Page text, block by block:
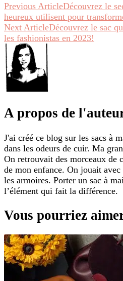
Previous ArticleDécouvrez le
heureux utilisent pour
Next ArticleDécouvrez le sac
les fashionistas en 2023!
A propos de
J'ai créé ce blog sur les sacs à
dans les odeurs de cuir. Ma
On retrouvait des morceaux de
de mon enfance. On jouait avec
les armoires. Porter un sac à
l’élément qui fait la différence.
Vous pourriez